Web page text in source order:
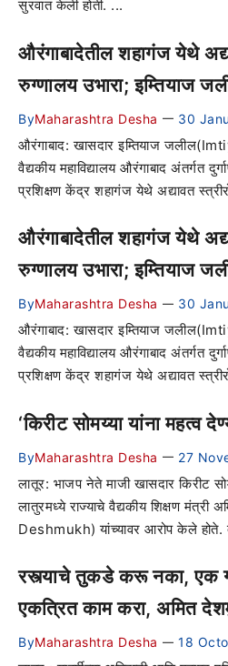
सुरवात केली होती. ...
औरंगाबादेतील शहागंज येथे
रुग्णालय उभारा; इम्तियाज
ByMaharashtra Desha — 30
औरंगाबाद: खासदार इम्तियाज
वैद्यकीय महाविद्यालय औरंगाबाद अंतर्गत
प्रशिक्षण केंद्र शहागंज येथे अद्यावत
औरंगाबादेतील शहागंज येथे
रुग्णालय उभारा; इम्तियाज
ByMaharashtra Desha — 30
औरंगाबाद: खासदार इम्तियाज
वैद्यकीय महाविद्यालय औरंगाबाद अंतर्गत
प्रशिक्षण केंद्र शहागंज येथे अद्यावत
‘किरीट सोमय्या यांना महत्व
ByMaharashtra Desha — 27
लातूर: भाजप नेते माजी खासदार किरीट
लातुरमध्ये राज्याचे वैद्यकीय शिक्षण
Deshmukh) यांच्यावर आरोप केले
रस्त्याचे तुकडे करू नका, एक
एकत्रित काम करा, अमित
ByMaharashtra Desha — 18